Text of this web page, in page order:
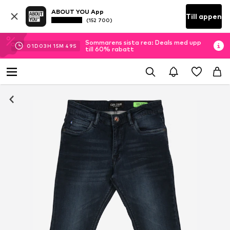
ABOUT YOU App
(152 700) Till appen
01D 03H 15M 49S
Sommarens sista rea: Deals med upp
till 60% rabatt